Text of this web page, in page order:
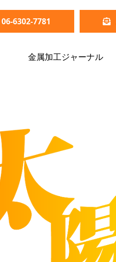
06-6302-7781
金属加工ジャーナル